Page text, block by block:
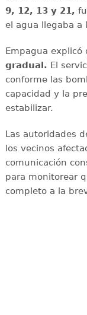
9, 12, 13 y 21,
el agua llegaba a
Empagua explicó
gradual. El
conforme las
capacidad y la
estabilizar.
Las autoridades
los vecinos
comunicación
para monitorear
completo a la